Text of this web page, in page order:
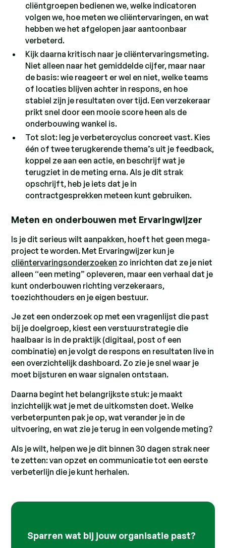
cliëntgroepen bedienen we, welke indicatoren
volgen we, hoe meten we cliëntervaringen, en wat
hebben we het afgelopen jaar aantoonbaar
verbeterd.
Kijk daarna kritisch naar je cliëntervaringsmeting.
Niet alleen naar het gemiddelde cijfer, maar naar
de basis: wie reageert er wel en niet, welke teams
of locaties blijven achter in respons, en hoe
stabiel zijn je resultaten over tijd. Een verzekeraar
prikt snel door een mooie score heen als de
onderbouwing wankel is.
Tot slot: leg je verbetercyclus concreet vast. Kies
één of twee terugkerende thema’s uit je feedback,
koppel ze aan een actie, en beschrijf wat je
terugziet in de meting erna. Als je dit strak
opschrijft, heb je iets dat je in
contractgesprekken meteen kunt gebruiken.
Meten en onderbouwen met Ervaringwijzer
ls je dit serieus wilt aanpakken, hoeft het geen mega-
project te worden. Met Ervaringwijzer kun je
cliëntervaringsonderzoeken zo inrichten dat ze je niet
alleen “een meting” opleveren, maar een verhaal dat je
kunt onderbouwen richting verzekeraars,
toezichthouders en je eigen bestuur.
Je zet een onderzoek op met een vragenlijst die past
bij je doelgroep, kiest een verstuurstrategie die
haalbaar is in de praktijk (digitaal, post of een
combinatie) en je volgt de respons en resultaten live in
een overzichtelijk dashboard. Zo zie je snel waar je
moet bijsturen en waar signalen ontstaan.
Daarna begint het belangrijkste stuk: je maakt
inzichtelijk wat je met de uitkomsten doet. Welke
verbeterpunten pak je op, wat verander je in de
uitvoering, en wat zie je terug in een volgende meting?
Als je wilt, helpen we je dit binnen 30 dagen strak neer
te zetten: van opzet en communicatie tot een eerste
verbeterlijn die je kunt herhalen.
Sparren wat bij jouw organisatie past?